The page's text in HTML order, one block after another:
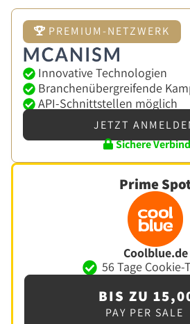
PREMIUM-NETZWERK
Innovative Technologien
Branchenübergreifende
API-Schnittstellen möglich
JETZT
Sichere
Prime
Coolblue.de
56 Tage Cookie-
BIS ZU
PAY PER SALE